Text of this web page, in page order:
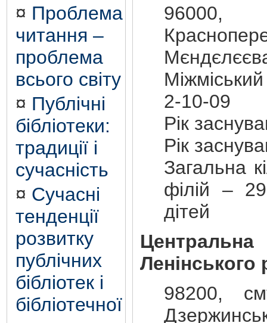
¤ Проблема
читання –
проблема
всього світу
¤ Публічні
бібліотеки:
традиції і
сучасність
¤ Сучасні
тенденції
розвитку
публічних
бібліотек і
бібліотечної
2-10-09
Рік
Рік
Загальна
філій –
дітей
Ленінського
98200,